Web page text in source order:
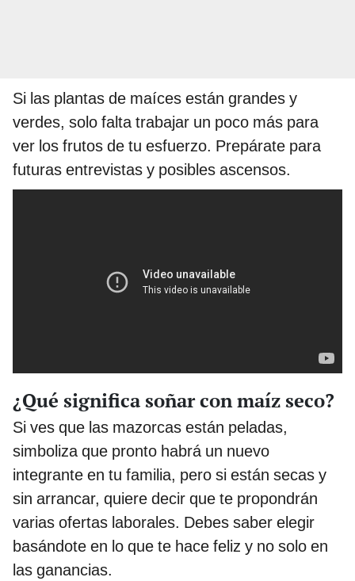
Si las plantas de maíces están grandes y
verdes, solo falta trabajar un poco más para
ver los frutos de tu esfuerzo. Prepárate para
futuras entrevistas y posibles ascensos.
¿Qué significa soñar con maíz seco?
Si ves que las mazorcas están peladas,
simboliza que pronto habrá un nuevo
integrante en tu familia, pero si están secas y
sin arrancar, quiere decir que te propondrán
varias ofertas laborales. Debes saber elegir
basándote en lo que te hace feliz y no solo en
las ganancias.